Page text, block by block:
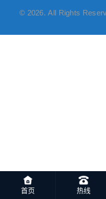
© 2026. All Rights
首页 热线